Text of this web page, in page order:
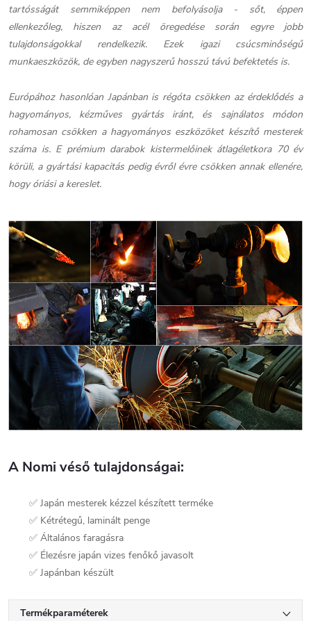
tartósságát semmiképpen nem befolyásolja - sőt, éppen
ellenkezőleg, hiszen az acél öregedése során egyre jobb
tulajdonságokkal rendelkezik. Ezek igazi csúcsminőségű
munkaeszközök, de egyben nagyszerű hosszú távú befektetés is.
Európához hasonlóan Japánban is régóta csökken az érdeklődés a
hagyományos, kézműves gyártás iránt, és sajnálatos módon
rohamosan csökken a hagyományos eszközöket készítő mesterek
száma is. E prémium darabok kistermelőinek átlagéletkora 70 év
körüli, a gyártási kapacitás pedig évről évre csökken annak ellenére,
hogy óriási a kereslet.
A Nomi véső tulajdonságai:
✅ Japán mesterek kézzel készített terméke
✅ Kétrétegű, laminált penge
✅ Általános faragásra
✅ Élezésre japán vizes fenőkő javasolt
✅ Japánban készült
Termékparaméterek